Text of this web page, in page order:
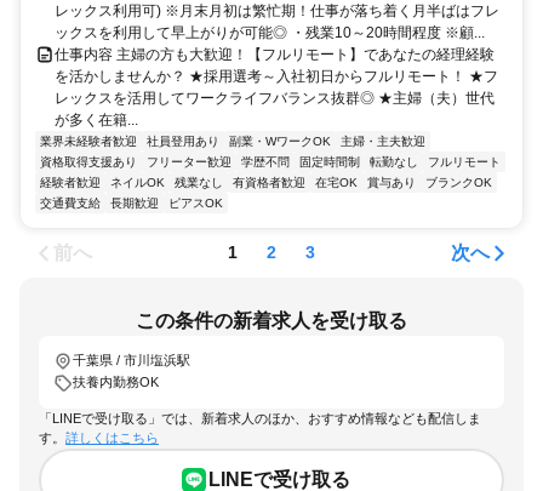
レックス利用可) ※月末月初は繁忙期！仕事が落ち着く月半ばはフレ
ックスを利用して早上がりが可能◎ ・残業10～20時間程度 ※顧...
仕事内容 主婦の方も大歓迎！【フルリモート】であなたの経理経験
を活かしませんか？ ★採用選考～入社初日からフルリモート！ ★フ
レックスを活用してワークライフバランス抜群◎ ★主婦（夫）世代
が多く在籍...
業界未経験者歓迎 社員登用あり 副業・WワークOK
主婦・主夫歓迎
資格取得支援あり
フリーター歓迎 学歴不問 固定時間制 転勤なし
フルリモート
経験者歓迎
ネイルOK 残業なし 有資格者歓迎 在宅OK 賞与あり
ブランクOK
交通費支給
長期歓迎 ピアスOK
前へ 1 2 3 次へ
この条件の新着求人を受け取る
千葉県 / 市川塩浜駅
扶養内勤務OK
「LINEで受け取る」では、新着求人のほか、おすすめ情報なども配信しま
す。 詳しくはこちら
LINEで受け取る